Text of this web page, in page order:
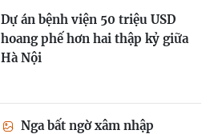
Dự án bệnh viện 50 triệu USD
hoang phế hơn hai thập kỷ giữa
Hà Nội
Nga bất ngờ xâm nhập